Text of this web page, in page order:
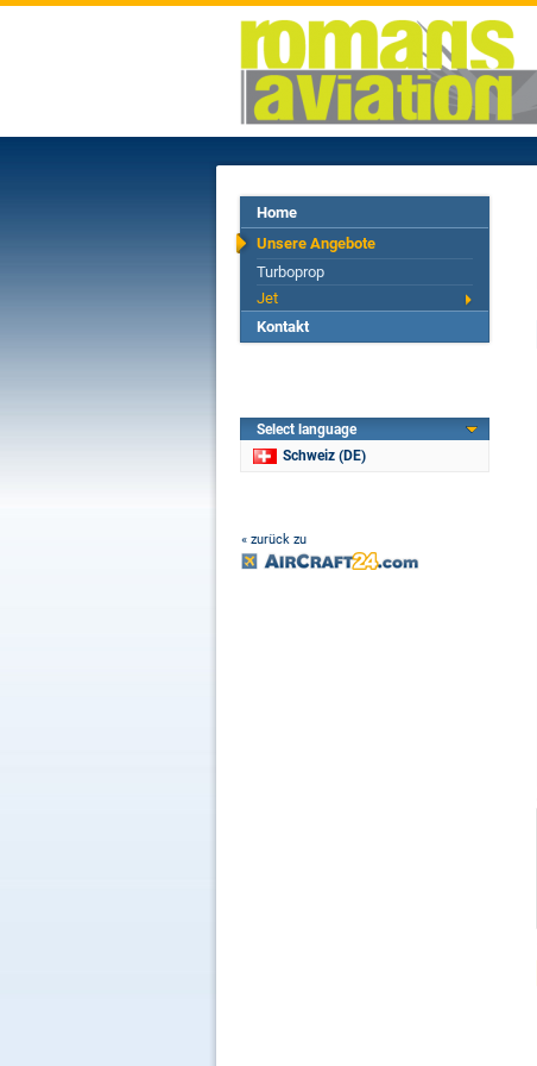
Home
Unsere Angebote
Turboprop
Jet
Kontakt
Select language
Schweiz (DE)
« zurück zu